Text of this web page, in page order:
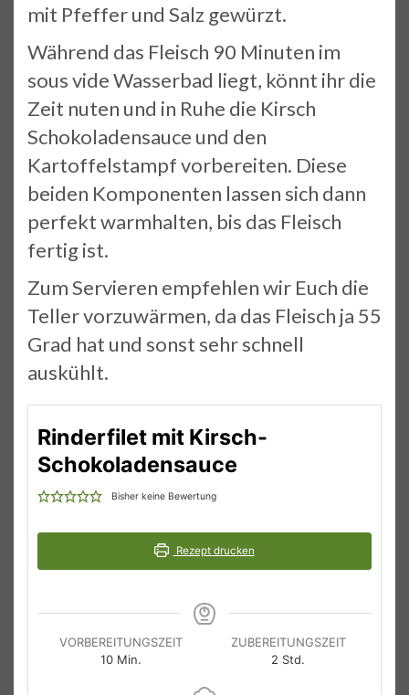
mit Pfeffer und Salz gewürzt.
Während das Fleisch 90 Minuten im
sous vide Wasserbad liegt, könnt ihr die
Zeit nuten und in Ruhe die Kirsch
Schokoladensauce und den
Kartoffelstampf vorbereiten. Diese
beiden Komponenten lassen sich dann
perfekt warmhalten, bis das Fleisch
fertig ist.
Zum Servieren empfehlen wir Euch die
Teller vorzuwärmen, da das Fleisch ja 55
Grad hat und sonst sehr schnell
auskühlt.
Rinderfilet mit Kirsch-
Schokoladensauce
Bisher keine Bewertung
Rezept drucken
VORBEREITUNGSZEIT
10Minuten
Min.
ZUBEREITUNGSZEIT
2 Stunden
Std.